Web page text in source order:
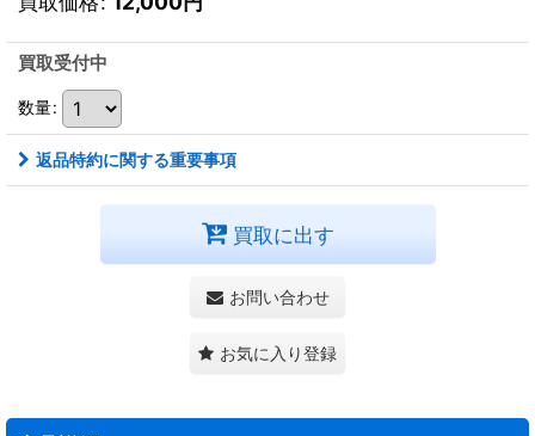
買取受付中
数量:
返品特約に関する重要事項
買取に出す
お問い合わせ
お気に入り登録